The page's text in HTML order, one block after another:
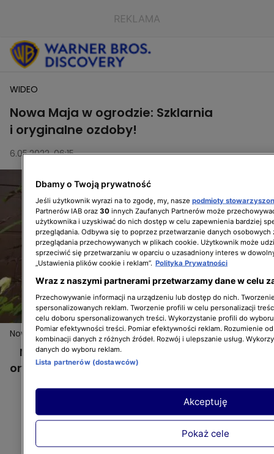
WIDEO
Nowa Maja w ogrodzie: Szklarnia
i oryginalne ozdoby!
6.05.2022, 06:15
Nowa Maja w ogrodzie: Szklarnia i oryginalne ozdoby!
Nowa Maja w ogrodzie: Szklarnia i
oryginalne ozdoby!
Dbamy o Twoją prywatność
Jeśli użytkownik wyrazi na to zgodę, my, nasze podmioty
Partnerów IAB oraz 30 innych Zaufanych Partnerów może
użytkownika i uzyskiwać do nich dostęp w celu zapewnienia bardziej
przeglądania. Odbywa się to poprzez przetwarzanie danych osobowych
przeglądania przechowywanych w plikach cookie. Użytkownik może
sprzeciwić się przetwarzaniu w oparciu o uzasadniony interes w
„Ustawienia plików cookie i reklam”. Polityka Prywatności
Wraz z naszymi partnerami przetwarzamy dane w celu
Przechowywanie informacji na urządzeniu lub dostęp do nich.
spersonalizowanych reklam. Tworzenie profili w celu personalizacji
celu doboru spersonalizowanych treści. Wykorzystanie profili do
Pomiar efektywności treści. Pomiar efektywności reklam. Rozumienie
kombinacji danych z różnych źródeł. Rozwój i ulepszanie usług.
danych do wyboru reklam.
Lista partnerów (dostawców)
Pokaż cele
Akceptuję